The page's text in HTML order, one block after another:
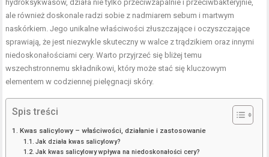
hydroksykwasów, działa nie tylko przeciwzapalnie i przeciwbakteryjnie,
ale również doskonale radzi sobie z nadmiarem sebum i martwym
naskórkiem. Jego unikalne właściwości złuszczające i oczyszczające
sprawiają, że jest niezwykle skuteczny w walce z trądzikiem oraz innymi
niedoskonałościami cery. Warto przyjrzeć się bliżej temu
wszechstronnemu składnikowi, który może stać się kluczowym
elementem w codziennej pielęgnacji skóry.
Spis treści
Kwas salicylowy – właściwości, działanie i zastosowanie
Jak działa kwas salicylowy?
Jak kwas salicylowy wpływa na niedoskonałości cery?